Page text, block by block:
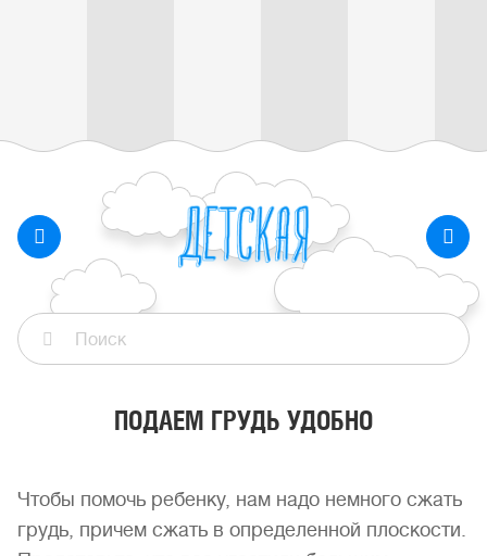
ПОДАЕМ ГРУДЬ УДОБНО
Чтобы помочь ребенку, нам надо немного сжать
грудь, причем сжать в определенной плоскости.